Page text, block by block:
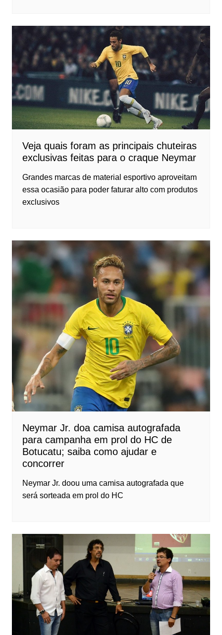
Veja quais foram as principais chuteiras
exclusivas feitas para o craque Neymar
Grandes marcas de material esportivo aproveitam
essa ocasião para poder faturar alto com produtos
exclusivos
Neymar Jr. doa camisa autografada
para campanha em prol do HC de
Botucatu; saiba como ajudar e
concorrer
Neymar Jr. doou uma camisa autografada que
será sorteada em prol do HC